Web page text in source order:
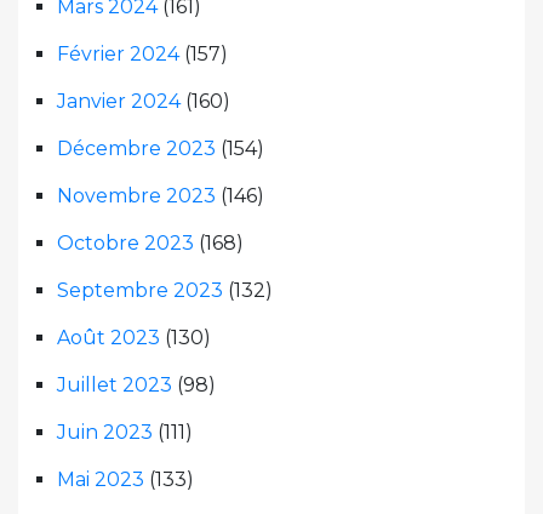
Mars 2024(161)
Février 2024(157)
Janvier 2024(160)
Décembre 2023 (154)
Novembre 2023 (146)
Octobre 2023 (168)
Septembre 2023 (132)
Août 2023 (130)
Juillet 2023 (98)
Juin 2023 (111)
Mai 2023 (133)